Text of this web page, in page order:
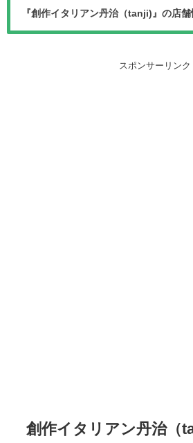
『創作イタリアン丹治（tanji)』の店舗
スポンサーリンク
創作イタリアン丹治（